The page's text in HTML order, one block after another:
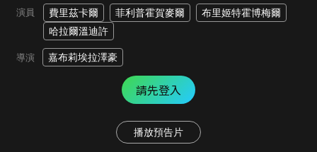
演員 費里茲卡爾 菲利普霍賀麥爾
布里姬特霍博梅爾
哈拉爾溫迪許
導演 嘉布莉埃拉澤豪
請先登入
播放預告片